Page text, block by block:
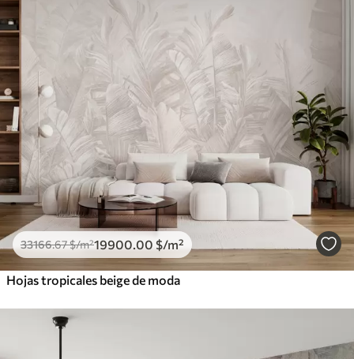
33166.67$/m²19900 .00 $/m²
Hojas tropicales beige de moda